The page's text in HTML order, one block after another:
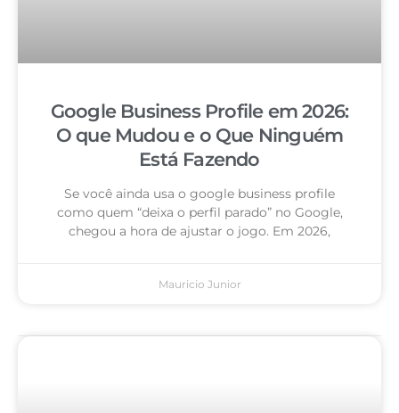
Google Business Profile em 2026:
O que Mudou e o Que Ninguém
Está Fazendo
Se você ainda usa o google business profile
como quem “deixa o perfil parado” no Google,
chegou a hora de ajustar o jogo. Em 2026,
Mauricio Junior